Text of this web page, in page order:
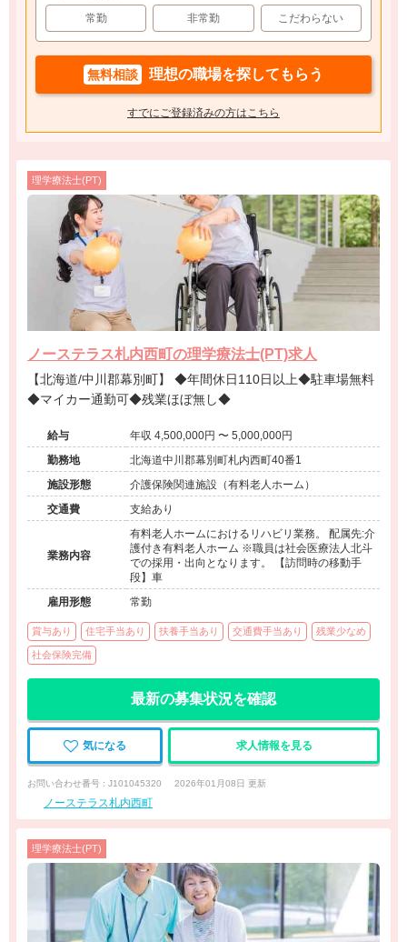
常勤 非常勤 こだわらない
無料相談 理想の職場を探してもらう
すでにご登録済みの方はこちら
理学療法士(PT)
ノーステラス札内西町の理学療法士(PT)求人
【北海道/中川郡幕別町】 ◆年間休日110日以上◆駐車場無料
◆マイカー通勤可◆残業ほぼ無し◆
給与
年収 4,500,000円 〜 5,000,000円
勤務地
北海道中川郡幕別町札内西町40番1
施設形態
介護保険関連施設（有料老人ホーム）
交通費
支給あり
業務内容
有料老人ホームにおけるリハビリ業務。 配属先:介
護付き有料老人ホーム ※職員は社会医療法人北斗
での採用・出向となります。 【訪問時の移動手
段】車
雇用形態
常勤
賞与あり 住宅手当あり 扶養手当あり 交通費手当あり 残業少なめ
社会保険完備
最新の募集状況を確認
気になる 求人情報を見る
お問い合わせ番号 : J101045320 2026年01月08日 更新
ノーステラス札内西町
理学療法士(PT)